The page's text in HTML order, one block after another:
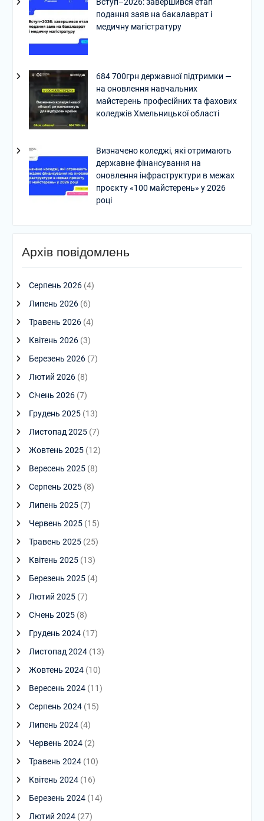
подання заяв на бакалаврат і
медичну магістратуру
684 700грн державної підтримки —
на оновлення навчальних
майстерень професійних та фахових
коледжів Хмельницької області
Визначено коледжі, які отримають
державне фінансування на
оновлення інфраструктури в межах
проєкту «100 майстерень» у 2026
році
Архів повідомлень
Серпень 2026(4)
Липень 2026(6)
Травень 2026(4)
Квітень 2026(3)
Березень 2026(7)
Лютий 2026(8)
Січень 2026(7)
Грудень 2025(13)
Листопад 2025(7)
Жовтень 2025(12)
Вересень 2025(8)
Серпень 2025(8)
Липень 2025(7)
Червень 2025(15)
Травень 2025(25)
Квітень 2025(13)
Березень 2025(4)
Лютий 2025(7)
Січень 2025(8)
Грудень 2024(17)
Листопад 2024(13)
Жовтень 2024(10)
Вересень 2024(11)
Серпень 2024(15)
Липень 2024(4)
Червень 2024(2)
Травень 2024(10)
Квітень 2024(16)
Березень 2024(14)
Лютий 2024(27)